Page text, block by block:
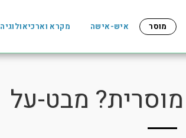
מוסר איש-אישה מקרא וארכיאולוגיה
מבט-על